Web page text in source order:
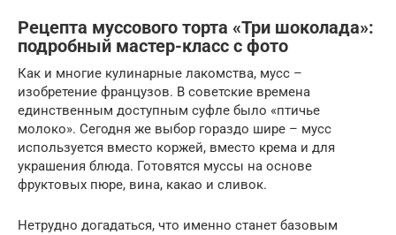
Рецепта муссового торта «Три шоколада»:
подробный мастер-класс с фото
Как и многие кулинарные лакомства, мусс –
изобретение французов. В советские времена
единственным доступным суфле было «птичье
молоко». Сегодня же выбор гораздо шире – мусс
используется вместо коржей, вместо крема и для
украшения блюда. Готовятся муссы на основе
фруктовых пюре, вина, какао и сливок.
Нетрудно догадаться, что именно станет базовым